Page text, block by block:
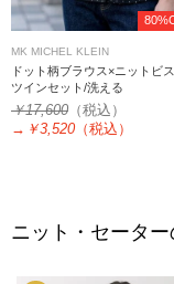
MK MICHEL KLEIN
ドット柄ブラウス×ニットビ
ツインセット/洗える
￥17,600 （税込）
→ ￥3,520 （税込）
ニット・セータ